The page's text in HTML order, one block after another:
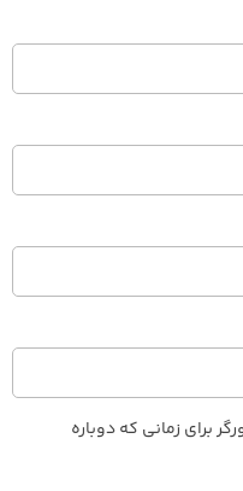
برای زمانی که دوباره